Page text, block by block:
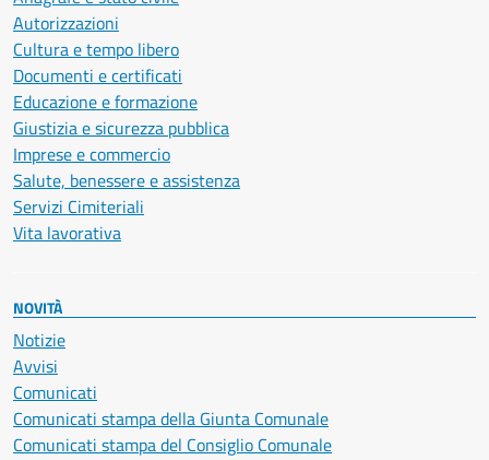
Autorizzazioni
Cultura e tempo libero
Documenti e certificati
Educazione e formazione
Giustizia e sicurezza pubblica
Imprese e commercio
Salute, benessere e assistenza
Servizi Cimiteriali
Vita lavorativa
NOVITÀ
Notizie
Avvisi
Comunicati
Comunicati stampa della Giunta Comunale
Comunicati stampa del Consiglio Comunale